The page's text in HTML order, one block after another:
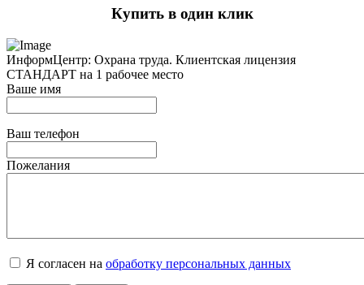
Купить в один клик
ИнформЦентр: Охрана труда. Клиентская лицензия
СТАНДАРТ на 1 рабочее место
Ваше имя
Ваш телефон
Пожелания
Я согласен на обработку персональных данных